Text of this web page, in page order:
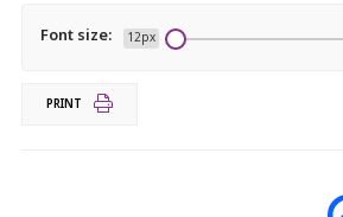
Font size: 12px
PRINT